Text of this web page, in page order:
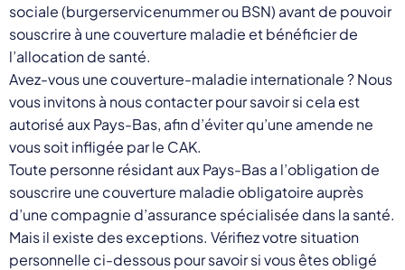
sociale (burgerservicenummer ou BSN) avant de pouvoir
souscrire à une couverture maladie et bénéficier de
l’allocation de santé.
Avez-vous une couverture-maladie internationale ? Nous
vous invitons à nous contacter pour savoir si cela est
autorisé aux Pays-Bas, afin d’éviter qu’une amende ne
vous soit infligée par le CAK.
Toute personne résidant aux Pays-Bas a l’obligation de
souscrire une couverture maladie obligatoire auprès
d’une compagnie d’assurance spécialisée dans la santé.
Mais il existe des exceptions. Vérifiez votre situation
personnelle ci-dessous pour savoir si vous êtes obligé